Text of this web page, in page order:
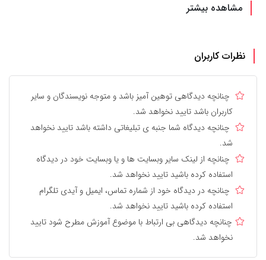
مشاهده بیشتر
نظرات کاربران
چنانچه دیدگاهی توهین آمیز باشد و متوجه نویسندگان و سایر
کاربران باشد تایید نخواهد شد.
چنانچه دیدگاه شما جنبه ی تبلیغاتی داشته باشد تایید نخواهد
شد.
چنانچه از لینک سایر وبسایت ها و یا وبسایت خود در دیدگاه
استفاده کرده باشید تایید نخواهد شد.
چنانچه در دیدگاه خود از شماره تماس، ایمیل و آیدی تلگرام
استفاده کرده باشید تایید نخواهد شد.
چنانچه دیدگاهی بی ارتباط با موضوع آموزش مطرح شود تایید
نخواهد شد.